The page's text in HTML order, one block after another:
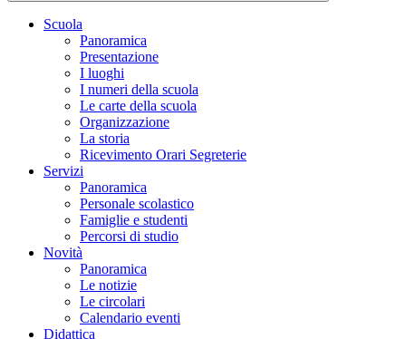
Scuola
Panoramica
Presentazione
I luoghi
I numeri della scuola
Le carte della scuola
Organizzazione
La storia
Ricevimento Orari Segreterie
Servizi
Panoramica
Personale scolastico
Famiglie e studenti
Percorsi di studio
Novità
Panoramica
Le notizie
Le circolari
Calendario eventi
Didattica